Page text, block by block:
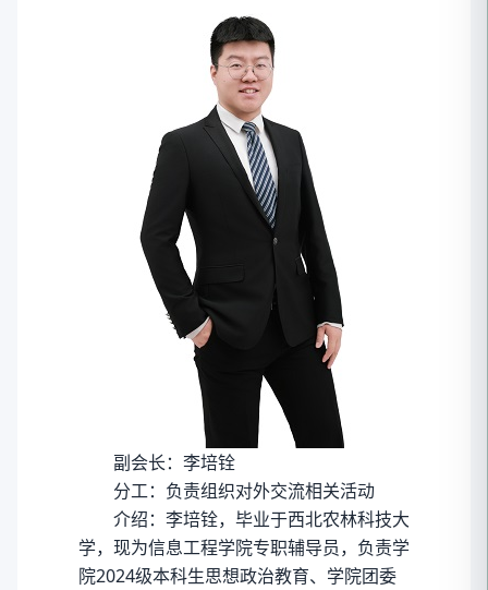
副会长：李培铨
分工：负责组织对外交流相关活动
介绍：李培铨，毕业于西北农林科技大
学，现为信息工程学院专职辅导员，负责学
院2024级本科生思想政治教育、学院团委